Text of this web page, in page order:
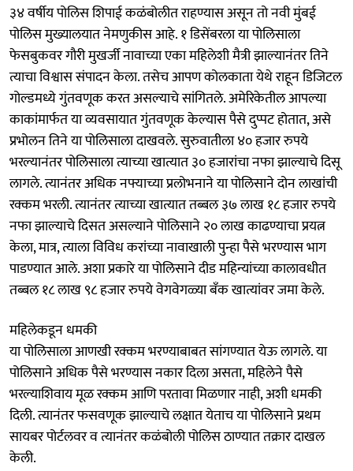
३४ वर्षीय पोलिस शिपाई कळंबोलीत राहण्यास असून तो नवी मुंबई
पोलिस मुख्यालयात नेमणुकीस आहे. १ डिसेंबरला या पोलिसाला
फेसबुकवर गौरी मुखर्जी नावाच्या एका महिलेशी मैत्री झाल्यानंतर तिने
त्याचा विश्वास संपादन केला. तसेच आपण कोलकाता येथे राहून डिजिटल
गोल्डमध्ये गुंतवणूक करत असल्याचे सांगितले. अमेरिकेतील आपल्या
काकांमार्फत या व्यवसायात गुंतवणूक केल्यास पैसे दुप्पट होतात, असे
प्रभोलन तिने या पोलिसाला दाखवले. सुरुवातीला ४० हजार रुपये
भरल्यानंतर पोलिसाला त्याच्या खात्यात ३० हजारांचा नफा झाल्याचे दिसू
लागले. त्यानंतर अधिक नफ्याच्या प्रलोभनाने या पोलिसाने दोन लाखांची
रक्कम भरली. त्यानंतर त्याच्या खात्यात तब्बल ३७ लाख १८ हजार रुपये
नफा झाल्याचे दिसत असल्याने पोलिसाने २० लाख काढण्याचा प्रयत्न
केला, मात्र, त्याला विविध करांच्या नावाखाली पुन्हा पैसे भरण्यास भाग
पाडण्यात आले. अशा प्रकारे या पोलिसाने दीड महिन्यांच्या कालावधीत
तब्बल १८ लाख ९८ हजार रुपये वेगवेगळ्या बँक खात्यांवर जमा केले.
महिलेकडून धमकी
या पोलिसाला आणखी रक्कम भरण्याबाबत सांगण्यात येऊ लागले. या
पोलिसाने अधिक पैसे भरण्यास नकार दिला असता, महिलेने पैसे
भरल्याशिवाय मूळ रक्कम आणि परतावा मिळणार नाही, अशी धमकी
दिली. त्यानंतर फसवणूक झाल्याचे लक्षात येताच या पोलिसाने प्रथम
सायबर पोर्टलवर व त्यानंतर कळंबोली पोलिस ठाण्यात तक्रार दाखल
केली.